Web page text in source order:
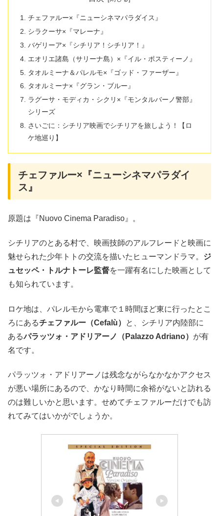
チェファルー×『ニューシネマパラダイス』
シラクーサ×『マレーナ』
バゲリーア×『シチリア！シチリア！』
エオリエ諸島（サリーナ島）×『イル・ポスティーノ』
タオルミーナ＆パレルモ×『ゴッド・ファーザー』
タオルミーナ×『グラン・ブルー』
ラグーサ・モディカ・シクリ×『モンタルバーノ警部』
シリーズ
さいごに：シチリア映画でシチリアを旅しよう！【ロ
ケ地巡り】
チェファルー×『ニューシネマパラダイ
ス』
原題は『Nuovo Cinema Paradiso』。
シチリアのとある村で、映画技師のアルフレードと映画に
魅せられた少年トトの交流を描いたヒューマンドラマ。 ジ
ュセッペ・トルナトーレ監督を一躍有名にした映画として
も知られています。
ロケ地は、パレルモから電車で１時間ほど東に行ったとこ
ろにあるチェファルー（Cefalù）
と、シチリア内陸部に
あるパラッツォ・アドリアーノ（Palazzo Adriano） が有
名です。
パラッツォ・アドリアーノは残念ながらなかなかアクセス
が悪い場所にあるので、かなり時間に余裕がないと訪れる
のは難しいかと思います。せめてチェファルーだけでも訪
れてみてはいかがでしょうか。